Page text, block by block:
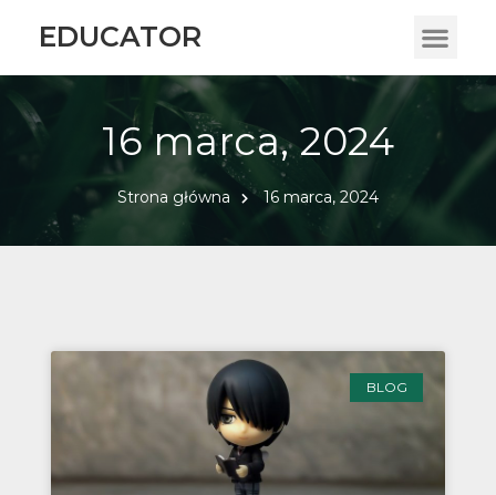
EDUCATOR
16 marca, 2024
Strona główna 16 marca, 2024
BLOG